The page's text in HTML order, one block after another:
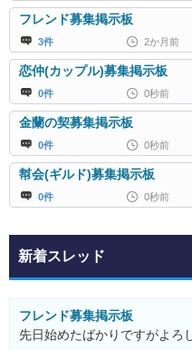
フレンド募集掲示板
3件 2か月前
恋仲(カップル)募集掲示板
0件 0秒前
金蘭の契募集掲示板
0件 0秒前
幇会(ギルド)募集掲示板
0件 0秒前
新着スレッド
フレンド募集掲示板
先日始めたばかりですがよろ